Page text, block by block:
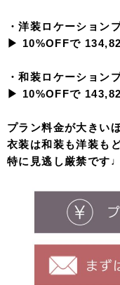
・洋装ロケーション
▶︎ 10%OFFで
・和装ロケーション
▶︎ 10%OFFで
プラン料金が大きい
衣装は和装も洋装も
特に見逃し厳禁です♩